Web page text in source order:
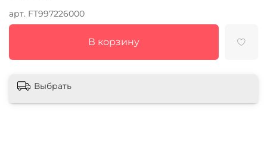
арт. FT997226000
В корзину
Выбрать